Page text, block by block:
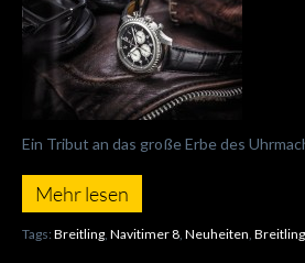
Ein Tribut an das große Erbe des
Mehr lesen
Tags: Breitling Navitimer 8 Neuheiten Breitling